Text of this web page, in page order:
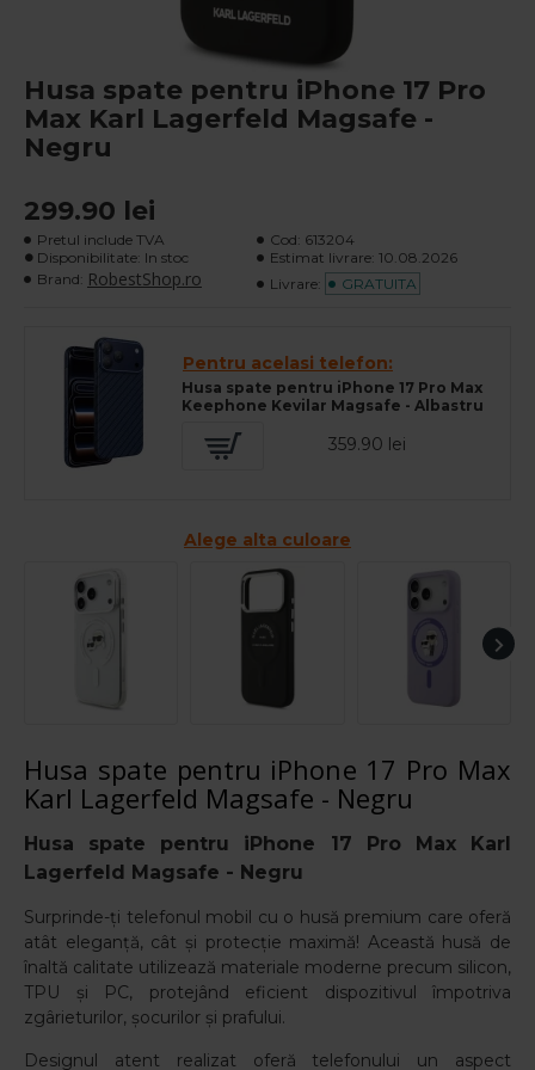
Husa spate pentru iPhone 17 Pro
Max Karl Lagerfeld Magsafe -
Negru
299.90 lei
Pretul include TVA
Disponibilitate: In stoc
Brand: RobestShop.ro
Cod: 613204
Estimat livrare: 10.08.2026
Livrare:
GRATUITA
Pentru acelasi telefon:
Husa spate pentru iPhone 17 Pro Max
Keephone Kevilar Magsafe - Albastru
359.90 lei
Alege alta culoare
Husa spate pentru iPhone 17 Pro Max
Karl Lagerfeld Magsafe - Negru
Husa spate pentru iPhone 17 Pro Max Karl
Lagerfeld Magsafe - Negru
Surprinde-ți telefonul mobil cu o husă premium care oferă
atât eleganță, cât și protecție maximă! Această husă de
înaltă calitate utilizează materiale moderne precum silicon,
TPU și PC, protejând eficient dispozitivul împotriva
zgârieturilor, șocurilor și prafului.
Designul atent realizat oferă telefonului un aspect